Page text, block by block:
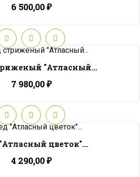
6 500,00 ₽
"Атласный...
7 980,00 ₽
цветок"...
4 290,00 ₽